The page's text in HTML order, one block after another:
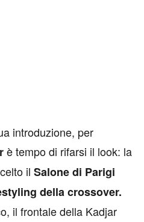
introduzione, per
è tempo di rifarsi il look: la
il Salone di Parigi
della crossover.
il frontale della Kadjar